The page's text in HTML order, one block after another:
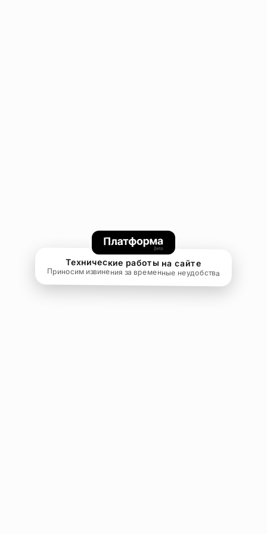
Технические работы на сайте
Приносим извинения за временные неудобства